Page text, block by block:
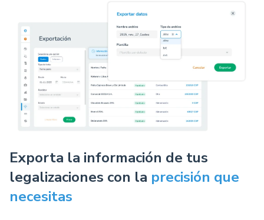
Exporta la información de tus
legalizaciones con la precisión que
necesitas